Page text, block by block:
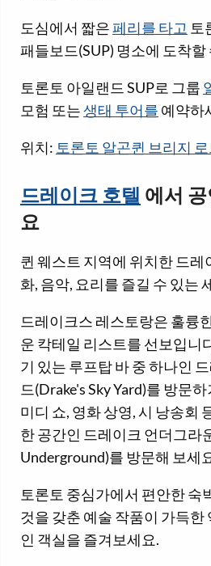
도심에서 짧은페리를 타고 토
패들보드(SUP) 명소에 도착할
토론토 아일랜드 SUP로 그룹
모험 또는생태 투어를 예약하
위치: 토론토 알곤퀸 브리지
드레이크 호텔에서
요
퀸 웨스트 지역에 위치한 드레
화, 음악, 요리를 즐길 수 있는
드레이크스 레스토랑은 훌륭
운 칵테일 리스트를 선보입니
기 있는 루프탑 바 중 하나인
드(Drake's Sky Yard)를 방문
미디 쇼, 영화 상영, 시 낭송회
한 공간인 드레이크 언더그라
Underground)를 방문해 보세
토론토 중심가에서 편안한 숙
것을 갖춘 예술 작품이 가득한
인 객실을 즐겨보세요.